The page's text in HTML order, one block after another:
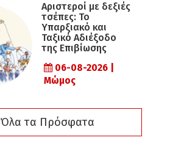
Αριστεροί με δεξιές
τσέπες: Το
Υπαρξιακό και
Ταξικό Αδιέξοδο
της Επιβίωσης
06-08-2026 |
Μώμος
Όλα τα Πρόσφατα